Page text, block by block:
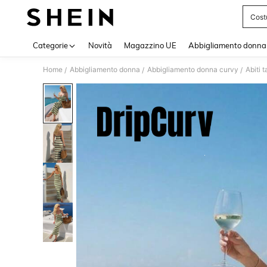
Categorie Novità Magazzino UE Abbigliamento donna
Home / Abbigliamento donna / Abbigliamento donna curvy / Abiti